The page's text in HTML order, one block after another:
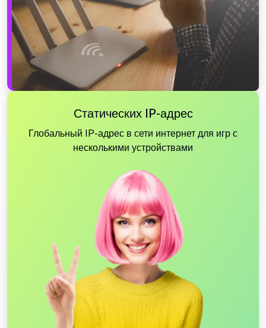
Статических IP-адрес
Глобальный IP-адрес в сети интернет для игр с
несколькими устройствами